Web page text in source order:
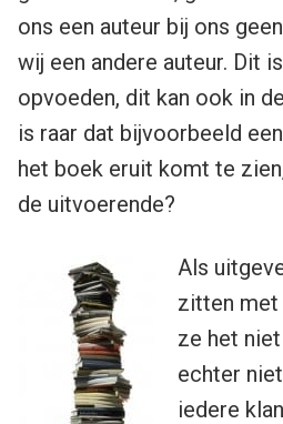
ons een auteur bij ons
wij een andere auteur. Dit
opvoeden, dit kan ook in
is raar dat bijvoorbeeld
het boek eruit komt te
de uitvoerende?
Als
zitten met
ze het
echter
iedere